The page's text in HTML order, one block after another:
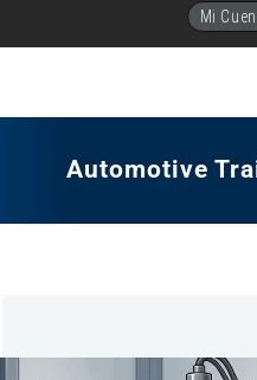
Mi
Automotive